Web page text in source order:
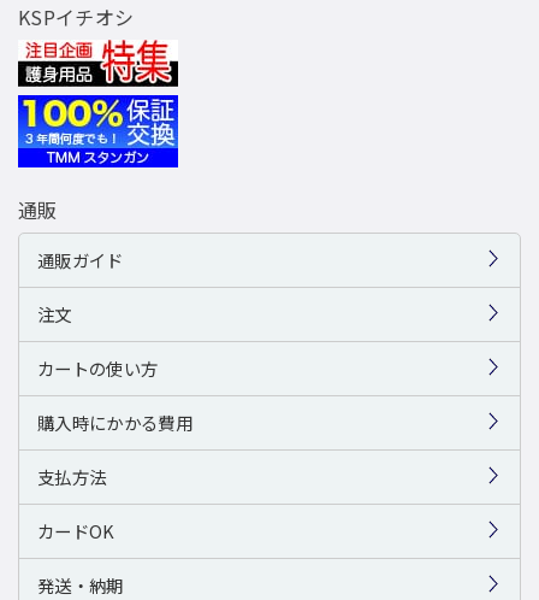
KSPイチオシ
通販
通販ガイド
注文
カートの使い方
購入時にかかる費用
支払方法
カードOK
発送・納期